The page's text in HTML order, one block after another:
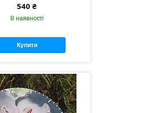
540 ₴
В наявності
Купити